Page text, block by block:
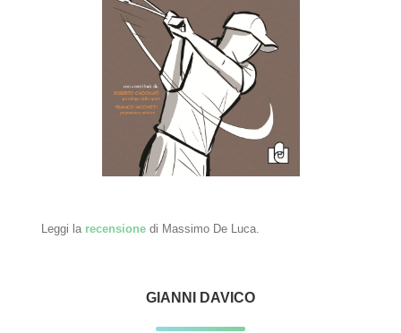
Leggi la recensione di Massimo De Luca.
GIANNI DAVICO